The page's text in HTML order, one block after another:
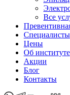
Все
Специалисты
Цены
Об институте
Акции
Блог
Контакты